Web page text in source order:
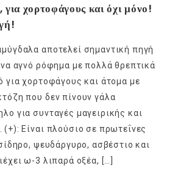
χορτοφάγους και όχι μόνο!
αποτελεί σημαντική πηγή
αγνό ρόφημα με πολλά θρεπτικά
για χορτοφάγους και άτομα με
που δεν πίνουν γάλα
για συνταγές μαγειρικής και
Είναι πλούσιο σε πρωτεΐνες
ψευδάργυρο, ασβέστιο και
ω-3 λιπαρά οξέα, […]